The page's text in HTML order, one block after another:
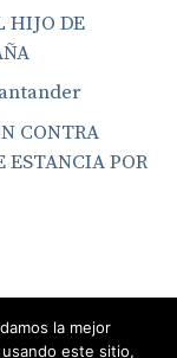
HIJO DE
CONTRA
ESTANCIA POR
la mejor
este sitio,